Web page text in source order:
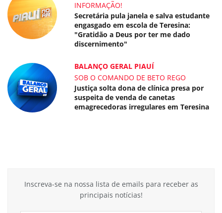
INFORMAÇÃO!
Secretária pula janela e salva estudante
engasgado em escola de Teresina:
"Gratidão a Deus por ter me dado
discernimento"
BALANÇO GERAL PIAUÍ
SOB O COMANDO DE BETO REGO
Justiça solta dona de clínica presa por
suspeita de venda de canetas
emagrecedoras irregulares em Teresina
Inscreva-se na nossa lista de emails para receber as
principais notícias!